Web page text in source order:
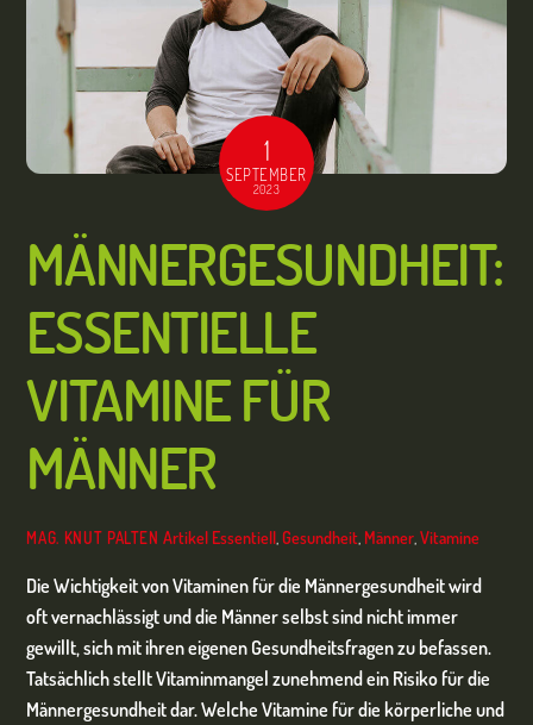
1
SEPTEMBER
2023
MÄNNERGESUNDHEIT:
ESSENTIELLE
VITAMINE FÜR
MÄNNER
MAG. KNUT PALTEN Artikel Essentiell, Gesundheit, Männer, Vitamine
Die Wichtigkeit von Vitaminen für die Männergesundheit wird
oft vernachlässigt und die Männer selbst sind nicht immer
gewillt, sich mit ihren eigenen Gesundheitsfragen zu befassen.
Tatsächlich stellt Vitaminmangel zunehmend ein Risiko für die
Männergesundheit dar. Welche Vitamine für die körperliche und